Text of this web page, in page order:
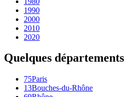
1990
2000
2010
2020
Quelques départements
75Paris
13Bouches-du-Rhône